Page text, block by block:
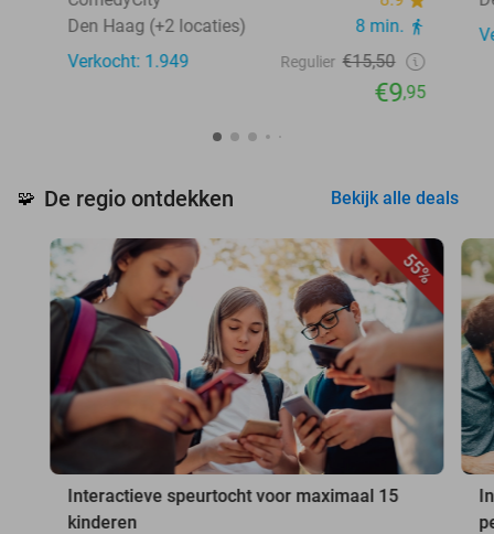
Den Haag (+2 locaties)
8 min.
Verkocht: 1.949
Regulier €15,50
€9,95
🧩 De regio ontdekken Bekijk alle deals
55%
Interactieve speurtocht voor maximaal 15
kinderen